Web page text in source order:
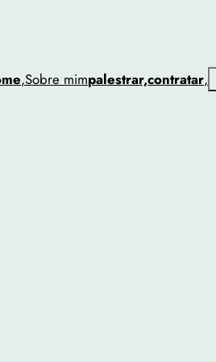
,Sobre mimpalestrar,contratar,